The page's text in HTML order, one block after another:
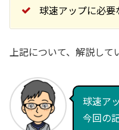
球速アップに必要
上記について、解説して
球速ア
今回の